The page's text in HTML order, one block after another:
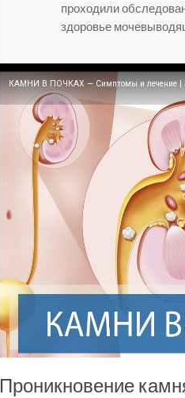
проходили
здоровье
КАМНИ В ПОЧКАХ — Симптомы и лечение |
Проникновение